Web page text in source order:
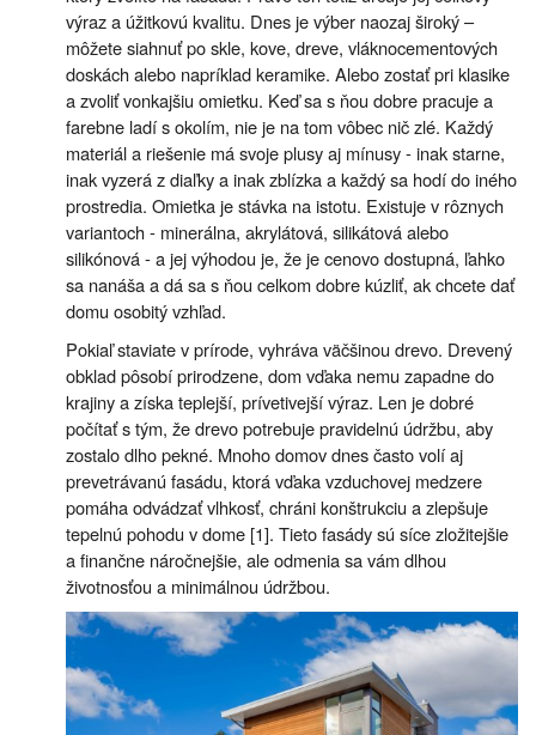
výraz a úžitkovú kvalitu. Dnes je výber naozaj široký –
môžete siahnuť po skle, kove, dreve, vláknocementových
doskách alebo napríklad keramike. Alebo zostať pri klasike
a zvoliť vonkajšiu omietku. Keď sa s ňou dobre pracuje a
farebne ladí s okolím, nie je na tom vôbec nič zlé. Každý
materiál a riešenie má svoje plusy aj mínusy - inak starne,
inak vyzerá z diaľky a inak zblízka a každý sa hodí do iného
prostredia. Omietka je stávka na istotu. Existuje v rôznych
variantoch - minerálna, akrylátová, silikátová alebo
silikónová - a jej výhodou je, že je cenovo dostupná, ľahko
sa nanáša a dá sa s ňou celkom dobre kúzliť, ak chcete dať
domu osobitý vzhľad.
Pokiaľ staviate v prírode, vyhráva väčšinou drevo. Drevený
obklad pôsobí prirodzene, dom vďaka nemu zapadne do
krajiny a získa teplejší, prívetivejší výraz. Len je dobré
počítať s tým, že drevo potrebuje pravidelnú údržbu, aby
zostalo dlho pekné. Mnoho domov dnes často volí aj
prevetrávanú fasádu, ktorá vďaka vzduchovej medzere
pomáha odvádzať vlhkosť, chráni konštrukciu a zlepšuje
tepelnú pohodu v dome [1]. Tieto fasády sú síce zložitejšie
a finančne náročnejšie, ale odmenia sa vám dlhou
životnosťou a minimálnou údržbou.